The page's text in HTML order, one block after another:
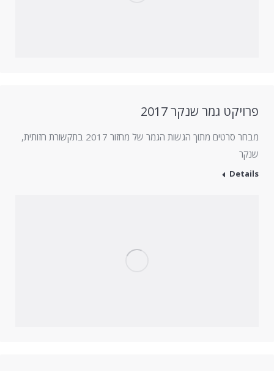
פרויקט גמר שנקר 2017
מבחר סרטים מתוך הגשות הגמר של מחזור 2017 בתקשורת חזותית,
שנקר
Details